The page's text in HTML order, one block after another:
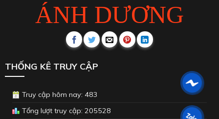
ÁNH DƯƠNG
THỐNG KÊ TRUY CẬP
Truy cập hôm nay: 483
Tổng lượt truy cập: 205528